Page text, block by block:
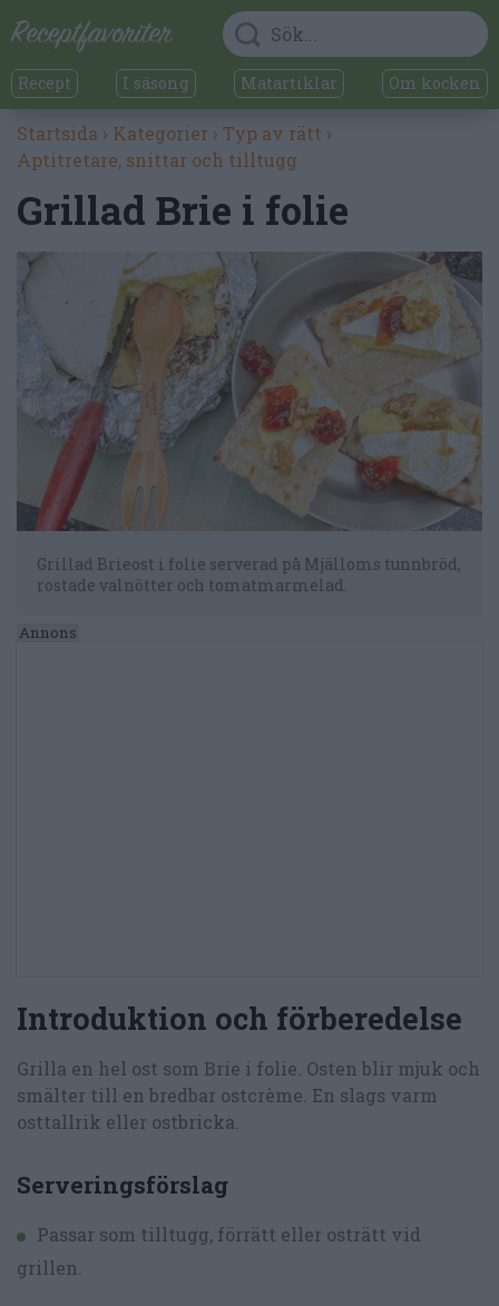
Recept I säsong Matartiklar Om kocken
Startsida › Kategorier › Typ av rätt ›
Aptitretare, snittar och tilltugg
Grillad Brie i folie
Grillad Brieost i folie serverad på Mjälloms tunnbröd,
rostade valnötter och tomatmarmelad.
Introduktion och förberedelse
Grilla en hel ost som Brie i folie. Osten blir mjuk och
smälter till en bredbar ostcrème. En slags varm
osttallrik eller ostbricka.
Serveringsförslag
Passar som tilltugg, förrätt eller osträtt vid
grillen.